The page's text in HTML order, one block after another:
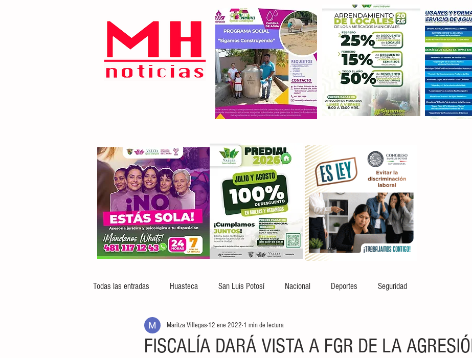
Todas las entradas Huasteca San Luis Potosí Nacional Deportes Seguridad
FISCALÍA DARÁ VISTA A FGR DE LA
Maritza Villegas 12 ene 2022 1 min de lectura